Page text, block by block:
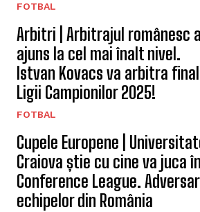
FOTBAL
Arbitri | Arbitrajul românesc a
ajuns la cel mai înalt nivel.
Istvan Kovacs va arbitra
Ligii Campionilor 2025!
FOTBAL
Cupele Europene |
Craiova știe cu cine va juca în
Conference League.
echipelor din România